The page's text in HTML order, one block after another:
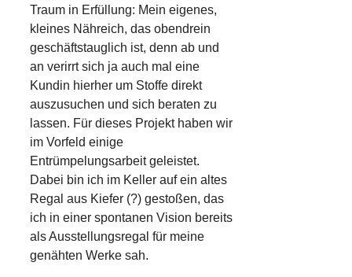
Traum in Erfüllung: Mein eigenes,
kleines Nähreich, das obendrein
geschäftstauglich ist, denn ab und
an verirrt sich ja auch mal eine
Kundin hierher um Stoffe direkt
auszusuchen und sich beraten zu
lassen. Für dieses Projekt haben wir
im Vorfeld einige
Entrümpelungsarbeit geleistet.
Dabei bin ich im Keller auf ein altes
Regal aus Kiefer (?) gestoßen, das
ich in einer spontanen Vision bereits
als Ausstellungsregal für meine
genähten Werke sah.